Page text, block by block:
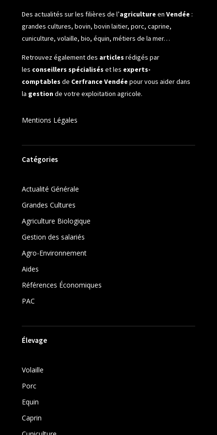
Des actualités sur les filières de l’agriculture en Vendée :
grandes cultures, bovin, bovin laitier, porc, caprine,
cuniculture, volaille, bio, équin, métiers de la mer…
Retrouvez également des articles rédigés par
les conseillers spécialisés et les experts-
comptables de Cerfrance Vendée pour vous aider dans
la gestionde votre exploitation agricole.
Mentions Légales
Catégories
Actualité Générale
Grandes Cultures
Agriculture Biologique
Gestion des salariés
Agro-Environnement
Aides
Références Économiques
PAC
Élevage
Volaille
Porc
Equin
Caprin